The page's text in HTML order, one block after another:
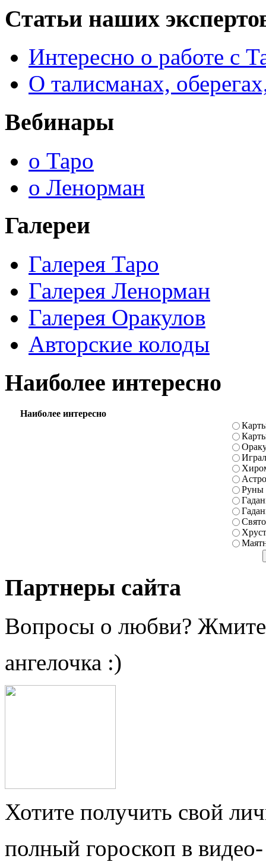
Статьи наших
Интересно о работе с
О талисманах,
Вебинары
о Таро
о Ленорман
Галереи
Галерея Таро
Галерея Ленорман
Галерея Оракулов
Авторские колоды
Наиболее интересно
Наиболее интересно
Руны
Партнеры сайта
Вопросы о любви?
ангелочка :)
Хотите получить свой
полный гороскоп в видео-